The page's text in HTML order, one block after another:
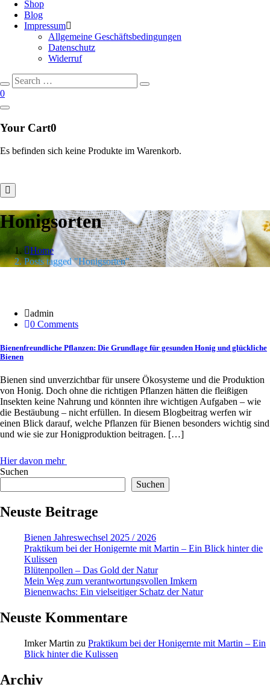
Shop
Blog
Impressum
Allgemeine Geschäftsbedingungen
Datenschutz
Widerruf
Search
for:
Search
0
Your Cart0
Es befinden sich keine Produkte im Warenkorb.
Honigsorten
Home
Posts tagged "Honigsorten"
admin
0 Comments
Bienenfreundliche Pflanzen: Die Grundlage für gesunden Honig und glückliche
Bienen
Bienen sind unverzichtbar für unsere Ökosysteme und die Produktion
von Honig. Doch ohne die richtigen Pflanzen hätten die fleißigen
Insekten keine Nahrung und könnten ihre wichtigen Aufgaben – wie
die Bestäubung – nicht erfüllen. In diesem Blogbeitrag werfen wir
einen Blick darauf, welche Pflanzen für Bienen besonders wichtig sind
und wie sie zur Honigproduktion beitragen. […]
Hier davon mehr
Suchen
Suchen
Neuste Beitrage
Bienen Jahreswechsel 2025 / 2026
Praktikum bei der Honigernte mit Martin – Ein Blick hinter die
Kulissen
Blütenpollen – Das Gold der Natur
Mein Weg zum verantwortungsvollen Imkern
Bienenwachs: Ein vielseitiger Schatz der Natur
Neuste Kommentare
Imker Martin zu Praktikum bei der Honigernte mit Martin – Ein
Blick hinter die Kulissen
Archiv